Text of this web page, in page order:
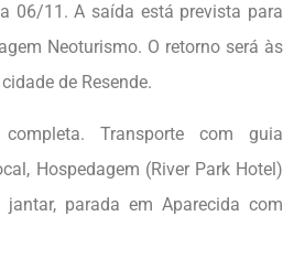
06/11. A saída está prevista para
Neoturismo. O retorno será às
de Resende.
Transporte com guia
Hospedagem (River Park Hotel)
parada em Aparecida com